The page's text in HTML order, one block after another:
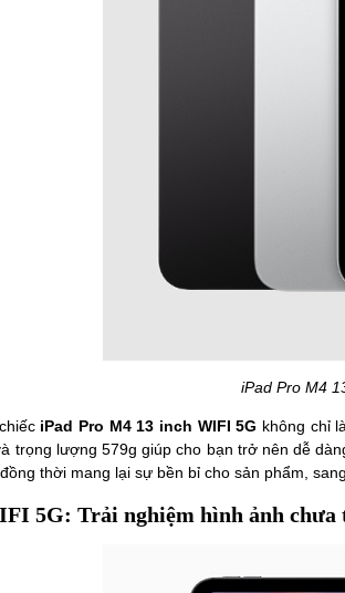
iPad Pro M4
iPad Pro M4 13 inch WIFI 5G không chỉ
trọng lượng 579g giúp cho bạn trở nên dễ
thời mang lại sự bền bỉ cho sản phẩm,
5G: Trải nghiệm hình ảnh chưa